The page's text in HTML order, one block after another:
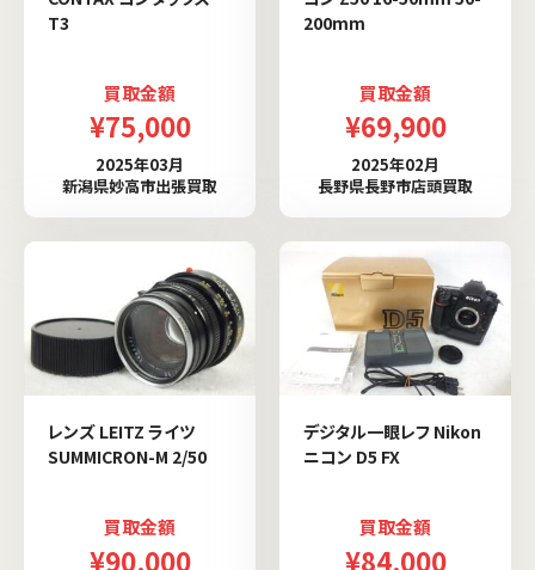
T3
買取金額
¥75,000
2025年03月
新潟県妙高市出張買取
200mm
買取金額
¥69,900
2025年02月
長野県長野市店頭買取
レンズ LEITZ ライツ
SUMMICRON-M 2/50
買取金額
¥90,000
デジタル一眼レフ Nikon
ニコン D5 FX
買取金額
¥84,000